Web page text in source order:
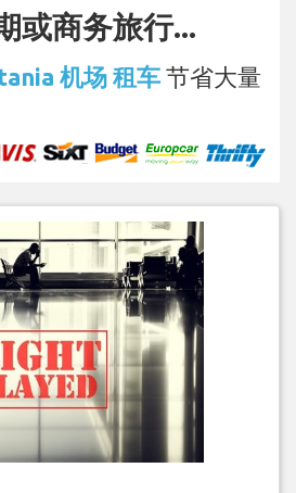
或商务旅行...
机场 租车 节省大量